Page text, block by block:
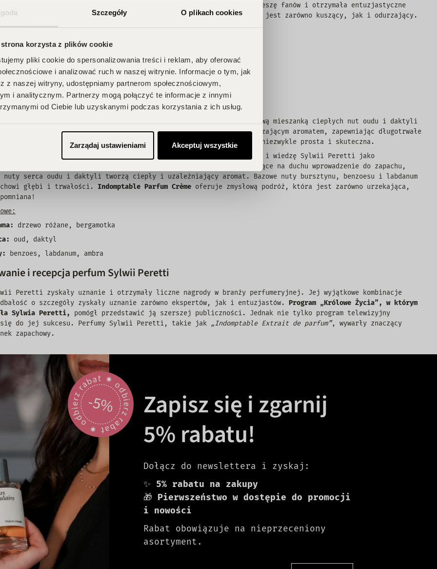
Szczegóły O plikach cookies
strona korzysta z plików cookie
pliki cookie do spersonalizowania treści i reklam, aby oferować
i analizować ruch w naszej witrynie. Informacje o tym, jak
z naszej witryny, udostępniamy partnerom społecznościowym,
i analitycznym. Partnerzy mogą połączyć te informacje z innymi
od Ciebie lub uzyskanymi podczas korzystania z ich usług.
Zarządaj ustawieniami Akceptuj wszystkie
zdobyła wierną rzeszę fanów i otrzymała entuzjastyczne
połączenie ciepłych nut oudu i daktyli tworzy zapach, który jest zarówno kuszący, jak i odurzający.
zapach, utrzymuje się na użytkowniku przez cały dzień.
oud, daktyl
benzoes, labdanum, ambra
Indomptable Parfum Crème
to zapach, który urzeka zmysły wyjątkową mieszanką ciepłych nut oudu i daktyli
w kremie. Teperfumy w kremiemają za zadanie otoczyć Cię odurzającym aromatem, zapewniając długotrwałe
doznania. Ich forma podania wzbudza ciekawość, a zarazem jest niezwykle prosta i skuteczna.
kompozycji tego zapachu zajęło ponad rok, ukazując zaangażowanie i wiedzę Sylwii Peretti jako
Nuty głowy bergamotki i drzewa różanego stanowią świeże i podnoszące na duchu wprowadzenie do zapachu,
nuty serca oudu i daktyli tworzą ciepły i uzależniający aromat. Bazowe nuty bursztynu, benzoesu i labdanum
głębi i trwałości. Indomptable Parfum Crème oferuje zmysłową podróż, która jest zarówno urzekająca,
drzewo różane, bergamotka
oud, daktyl
benzoes, labdanum, ambra
i recepcja perfum Sylwii Peretti
Peretti zyskały uznanie i otrzymały liczne nagrody w branży perfumeryjnej. Jej wyjątkowe kombinacje
o szczegóły zyskały uznanie zarówno ekspertów, jak i entuzjastów.
Program „Królowe Życia”, w którym
Sylwia Peretti,
pomógł przedstawić ją szerszej publiczności. Jednak nie tylko program telewizyjny
się do jej sukcesu. Perfumy Sylwii Peretti, takie jak „Indomptable Extrait de parfum”, wywarły znaczący
zapachowy.
odbierz rabat 🟎 odbierz rabat 🟎
-5%
Zapisz się i zgarnij
5% rabatu!
Dołącz do newslettera i zyskaj:
✨ 5% rabatu na zakupy
🎁 Pierwszeństwo w dostępie do promocji
i nowości
Rabat obowiązuje na nieprzeceniony
asortyment.